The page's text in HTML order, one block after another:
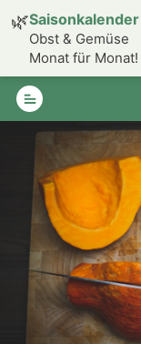
🌿Saisonkalender
Obst & Gemüse
Monat für Monat!